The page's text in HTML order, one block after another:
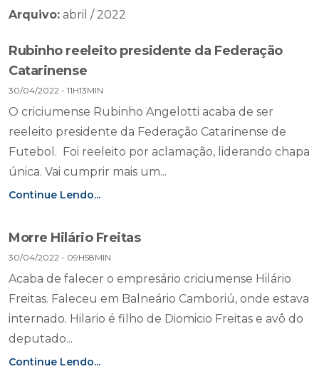
Arquivo: abril / 2022
Rubinho reeleito presidente da Federação
Catarinense
30/04/2022 - 11H13MIN
O criciumense Rubinho Angelotti acaba de ser
reeleito presidente da Federação Catarinense de
Futebol. Foi reeleito por aclamação, liderando chapa
única. Vai cumprir mais um...
Continue Lendo...
Morre Hilário Freitas
30/04/2022 - 09H58MIN
Acaba de falecer o empresário criciumense Hilário
Freitas. Faleceu em Balneário Camboriú, onde estava
internado. Hilario é filho de Diomicio Freitas e avô do
deputado...
Continue Lendo...